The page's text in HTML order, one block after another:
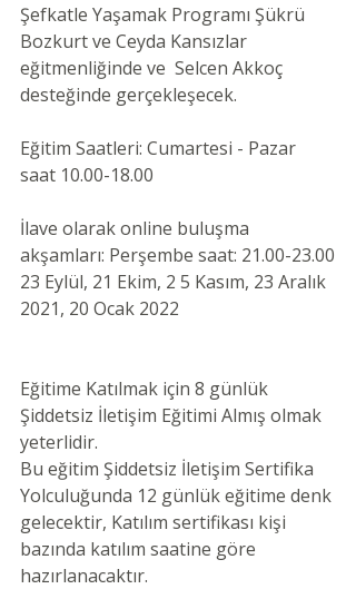
Şefkatle Yaşamak Programı Şükrü
Bozkurt ve Ceyda Kansızlar
eğitmenliğinde ve Selcen Akkoç
desteğinde gerçekleşecek.
Eğitim Saatleri: Cumartesi - Pazar
saat 10.00-18.00
İlave olarak online buluşma
akşamları: Perşembe saat: 21.00-23.00
23 Eylül, 21 Ekim, 2 5 Kasım, 23 Aralık
2021, 20 Ocak 2022
Eğitime Katılmak için 8 günlük
Şiddetsiz İletişim Eğitimi Almış olmak
yeterlidir.
Bu eğitim Şiddetsiz İletişim Sertifika
Yolculuğunda 12 günlük eğitime denk
gelecektir, Katılım sertifikası kişi
bazında katılım saatine göre
hazırlanacaktır.